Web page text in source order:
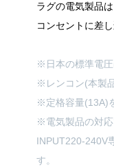
ラグの電気製品
コンセントに差
※日本の標準電圧
※レンコン(本製
※定格容量(13A)
※電気製品の対
INPUT220-240V
す。